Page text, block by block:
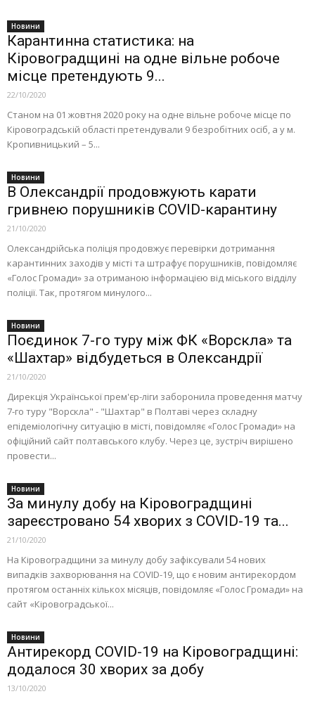
Новини
Карантинна статистика: на
Кіровоградщині на одне вільне робоче
місце претендують 9...
22/10/2020
Станом на 01 жовтня 2020 року на одне вільне робоче місце по
Кіровоградській області претендували 9 безробітних осіб, а у м.
Кропивницький – 5...
Новини
В Олександрії продовжують карати
гривнею порушників COVID-карантину
21/10/2020
Олександрійська поліція продовжує перевірки дотримання
карантинних заходів у місті та штрафує порушників, повідомляє
«Голос Громади» за отриманою інформацією від міського відділу
поліції. Так, протягом минулого...
Новини
Поєдинок 7-го туру між ФК «Ворскла» та
«Шахтар» відбудеться в Олександрії
21/10/2020
Дирекція Української прем'єр-ліги заборонила проведення матчу
7-го туру "Ворскла" - "Шахтар" в Полтаві через складну
епідеміологічну ситуацію в місті, повідомляє «Голос Громади» на
офіційний сайт полтавського клубу. Через це, зустріч вирішено
провести...
Новини
За минулу добу на Кіровоградщині
зареєстровано 54 хворих з COVID-19 та...
21/10/2020
На Кіровоградщини за минулу добу зафіксували 54 нових
випадків захворювання на COVID-19, що є новим антирекордом
протягом останніх кількох місяців, повідомляє «Голос Громади» на
сайт «Кіровоградської...
Новини
Антирекорд COVID-19 на Кіровоградщині:
додалося 30 хворих за добу
13/10/2020